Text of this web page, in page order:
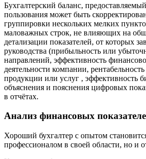
Бухгалтерский баланс,
пользования может быть
группировки нескольких мелких
маловажных строк, не влияющих на
детализации показателей, от которых
руководства (прибыльность или
направлений, эффективность
деятельности компании,
продукции или услуг , эффективность
объяснения и пояснения цифровых
в отчётах.
Анализ финансовых
Хороший бухгалтер с опытом
профессионалом в своей области, но и